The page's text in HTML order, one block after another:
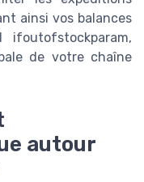
ainsi vos balances
de votre chaîne
autour